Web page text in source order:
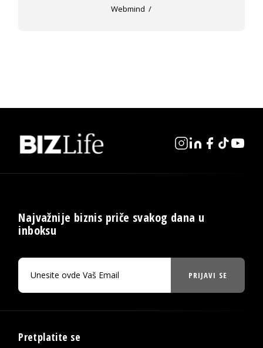
Webmind
Najvažnije biznis priče svakog dana u
inboksu
PRIJAVI SE
Pretplatite se